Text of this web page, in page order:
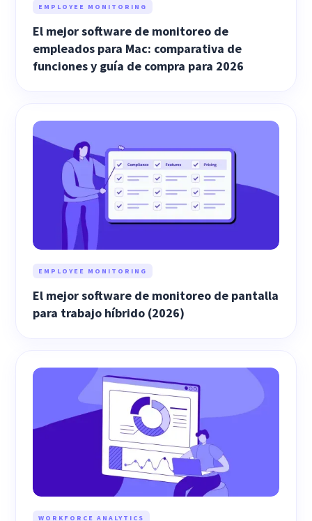
EMPLOYEE MONITORING
El mejor software de monitoreo de
empleados para Mac: comparativa de
funciones y guía de compra para 2026
EMPLOYEE MONITORING
El mejor software de monitoreo de pantalla
para trabajo híbrido (2026)
WORKFORCE ANALYTICS